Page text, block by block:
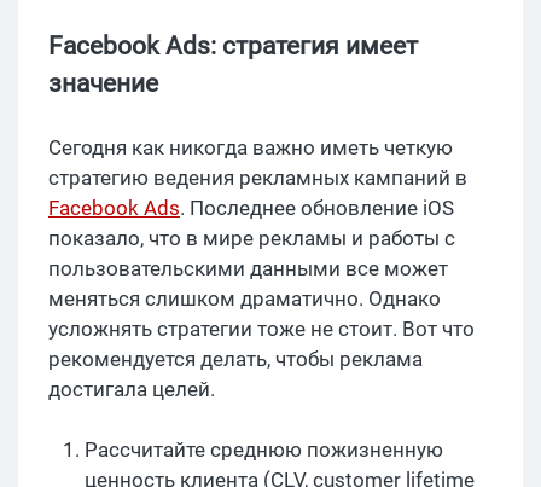
Facebook Ads: стратегия имеет
значение
Сегодня как никогда важно иметь четкую
стратегию ведения рекламных кампаний в
Facebook Ads. Последнее обновление iOS
показало, что в мире рекламы и работы с
пользовательскими данными все может
меняться слишком драматично. Однако
усложнять стратегии тоже не стоит. Вот что
рекомендуется делать, чтобы реклама
достигала целей.
Рассчитайте среднюю пожизненную
ценность клиента (CLV, customer lifetime